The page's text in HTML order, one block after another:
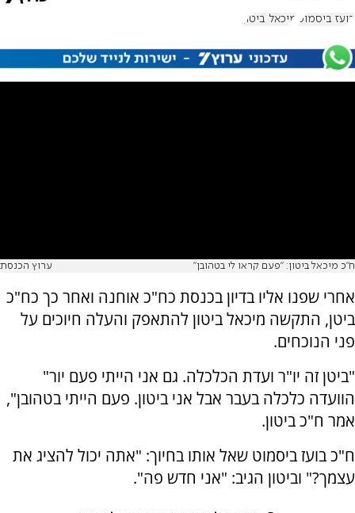
בועז ביסמוט מיכאל ביטון
ח"כ מיכאל ביטון: "פעם קראו לי בטהובן" ערוץ הכנסת
אחרי שפנו אליו בדיון בכנסת כח"כ אוחנה ואחר כך כח"כ
ביטן, התקשה מיכאל ביטון להתאפק והעלה חיוכים על
פני הנוכחים.
"ביטן זה יו"ר ועדת הכלכלה. גם אני הייתי פעם יור"
הוועדה כלכלה בעבר אבל אני ביטון. פעם הייתי בטהובן",
אמר ח"כ ביטון.
ח"כ בועז ביסמוט שאל אותו בחיוך: "אתה יכול להציג את
עצמך?" וביטון הגיב: "אני חדש פה".